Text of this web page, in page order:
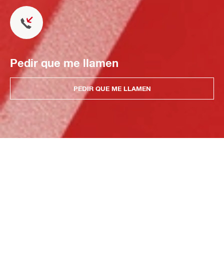
Pedir que me llamen
PEDIR QUE ME LLAMEN